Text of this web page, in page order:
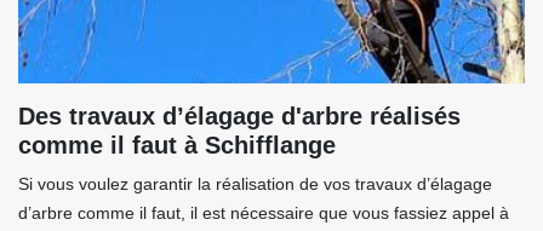
Des travaux d’élagage d'arbre réalisés
comme il faut à Schifflange
Si vous voulez garantir la réalisation de vos travaux d’élagage
d’arbre comme il faut, il est nécessaire que vous fassiez appel à